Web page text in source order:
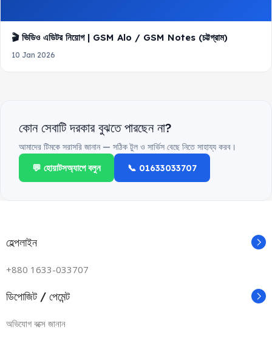
🎬 ভিডিও এডিটর নিয়োগ | GSM Alo / GSM Notes (চট্টগ্রাম)
10 Jan 2026
কোন সেবাটি দরকার বুঝতে পারছেন না?
আমাদের টিমকে সরাসরি জানান — সঠিক টুল ও সার্ভিস বেছে নিতে সাহায্য করব।
💬 হোয়াটসঅ্যাপে বলুন 📞 01633033707
হেল্পলাইন
+880 1633-033707
ডিপোজিট / পেমেন্ট
অভিযোগ বক্সে জানান